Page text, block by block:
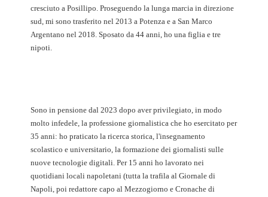
cresciuto a Posillipo. Proseguendo la lunga marcia in direzione
sud, mi sono trasferito nel 2013 a Potenza e a San Marco
Argentano nel 2018. Sposato da 44 anni, ho una figlia e tre
nipoti.
Sono in pensione dal 2023 dopo aver privilegiato, in modo
molto infedele, la professione giornalistica che ho esercitato per
35 anni: ho praticato la ricerca storica, l'insegnamento
scolastico e universitario, la formazione dei giornalisti sulle
nuove tecnologie digitali. Per 15 anni ho lavorato nei
quotidiani locali napoletani (tutta la trafila al Giornale di
Napoli, poi redattore capo al Mezzogiorno e Cronache di